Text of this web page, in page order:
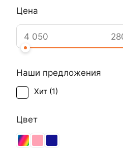
Цена
Наши предложения
Хит (1)
Цвет